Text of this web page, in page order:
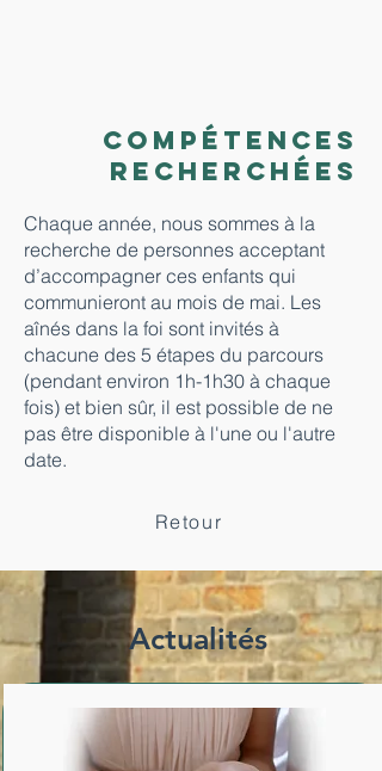
Compétences
recherchées
Chaque année, nous sommes à la
recherche de personnes acceptant
d’accompagner ces enfants qui
communieront au mois de mai. Les
aînés dans la foi sont invités à
chacune des 5 étapes du parcours
(pendant environ 1h-1h30 à chaque
fois) et bien sûr, il est possible de ne
pas être disponible à l'une ou l'autre
date.
Retour
Actualités